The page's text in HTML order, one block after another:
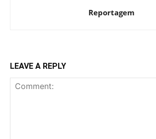
Reportagem
LEAVE A REPLY